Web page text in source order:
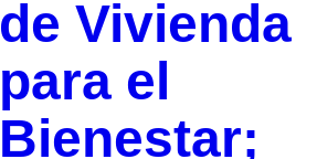
de Vivienda
para el
Bienestar;